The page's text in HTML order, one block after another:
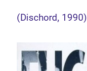
(Dischord, 1990)